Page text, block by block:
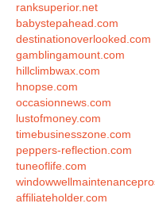
ranksuperior.net
babystepahead.com
destinationoverlooked.com
gamblingamount.com
hillclimbwax.com
hnopse.com
occasionnews.com
lustofmoney.com
timebusinesszone.com
peppers-reflection.com
tuneoflife.com
affiliateholder.com